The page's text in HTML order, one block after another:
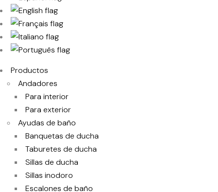
Productos
Andadores
Para interior
Para exterior
Ayudas de baño
Banquetas de ducha
Taburetes de ducha
Sillas de ducha
Sillas inodoro
Escalones de baño